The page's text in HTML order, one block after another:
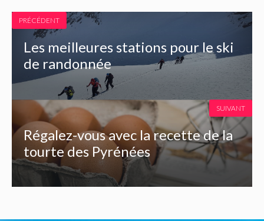
PRÉCÉDENT
Les meilleures stations pour le ski
de randonnée
Régalez-vous avec la recette de la
tourte des Pyrénées
SUIVANT